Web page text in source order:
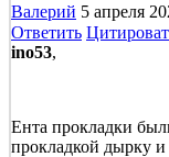
Валерий 5 апреля
Ответить
ino53,
Ента прокладки
прокладкой дырку и